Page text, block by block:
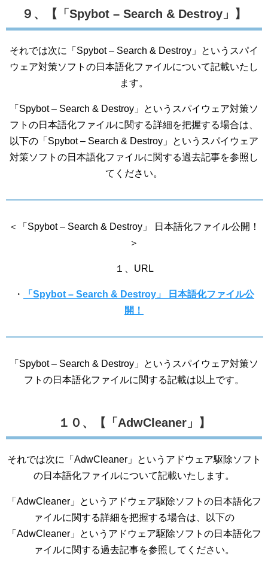
９、【「Spybot – Search & Destroy」】
それでは次に「Spybot – Search & Destroy」というスパイ
ウェア対策ソフトの日本語化ファイルについて記載いたし
ます。
「Spybot – Search & Destroy」というスパイウェア対策ソ
フトの日本語化ファイルに関する詳細を把握する場合は、
以下の「Spybot – Search & Destroy」というスパイウェア
対策ソフトの日本語化ファイルに関する過去記事を参照し
てください。
＜「Spybot – Search & Destroy」 日本語化ファイル公開！
＞
１、URL
・
「Spybot – Search & Destroy」 日本語化ファイル公
開！
「Spybot – Search & Destroy」というスパイウェア対策ソ
フトの日本語化ファイルに関する記載は以上です。
１０、【「AdwCleaner」】
それでは次に「AdwCleaner」というアドウェア駆除ソフト
の日本語化ファイルについて記載いたします。
「AdwCleaner」というアドウェア駆除ソフトの日本語化フ
ァイルに関する詳細を把握する場合は、以下の
「AdwCleaner」というアドウェア駆除ソフトの日本語化フ
ァイルに関する過去記事を参照してください。